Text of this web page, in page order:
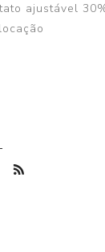
ajustável